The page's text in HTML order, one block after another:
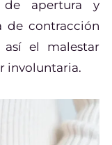
de apertura y
de contracción
el malestar
involuntaria.